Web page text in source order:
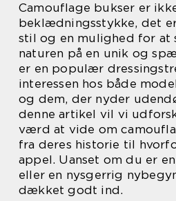
Camouflage bukser er
beklædningsstykke, det
stil og en mulighed for at
naturen på en unik og
er en populær
interessen hos både
og dem, der nyder
denne artikel vil vi
værd at vide om
fra deres historie til
appel. Uanset om du er
eller en nysgerrig
dækket godt ind.